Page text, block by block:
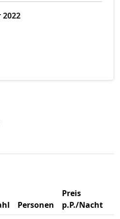
Personen
Preis
p.P./Nacht